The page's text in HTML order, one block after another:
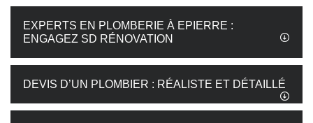
EXPERTS EN PLOMBERIE À EPIERRE :
ENGAGEZ SD RÉNOVATION
DEVIS D’UN PLOMBIER : RÉALISTE ET DÉTAILLÉ